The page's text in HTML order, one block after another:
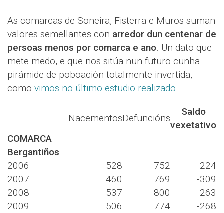
As comarcas de Soneira, Fisterra e Muros suman
valores semellantes con arredor dun centenar de
persoas menos por comarca e ano. Un dato que
mete medo, e que nos sitúa nun futuro cunha
pirámide de poboación totalmente invertida,
como vimos no último estudio realizado.
NacementosDefuncións
Saldo
vexetativo
COMARCA
Bergantiños
2006
528 752
-224
2007
460 769
-309
2008
537 800
-263
2009
506 774
-268